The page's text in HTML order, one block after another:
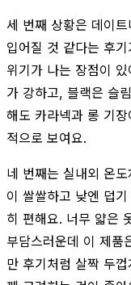
세 번째 상황은 데이
입어질 것 같다는 후
위기가 나는 장점이
가 강하고, 블랙은 슬
해도 카라넥과 롱 기
적으로 보여요.
네 번째는 실내외 온
이 쌀쌀하고 낮엔 덥
히 편해요. 너무 얇은
부담스러운데 이 제품
만 후기처럼 살짝 두